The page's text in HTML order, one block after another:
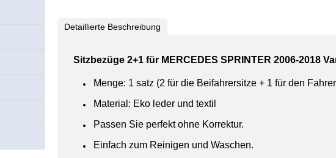
Detaillierte Beschreibung
Sitzbezüge 2+1 für MERCEDES SPRINTER 2006-2018
Menge: 1 satz (2 für die Beifahrersitze + 1 für den
Material: Eko leder und textil
Passen Sie perfekt ohne Korrektur.
Einfach zum Reinigen und Waschen.